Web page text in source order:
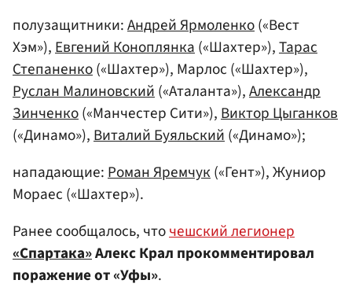
полузащитники:Андрей Ярмоленко(«Вест
Хэм»),Евгений Коноплянка(«Шахтер»),Тарас
Степаненко(«Шахтер»), Марлос («Шахтер»),
Руслан Малиновский(«Аталанта»),Александр
Зинченко(«Манчестер Сити»),Виктор Цыганков
(«Динамо»),Виталий Буяльский(«Динамо»);
нападающие:Роман Яремчук(«Гент»), Жуниор
Мораес («Шахтер»).
Ранее сообщалось, чточешский легионер
«Спартака»Алекс Крал прокомментировал
поражение от «Уфы».